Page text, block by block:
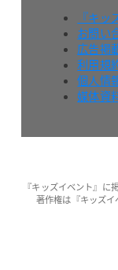
『キ
お問い
広告掲
利用規
個人情
媒体資
『キッズイベント』に
著作権は『キッズイ